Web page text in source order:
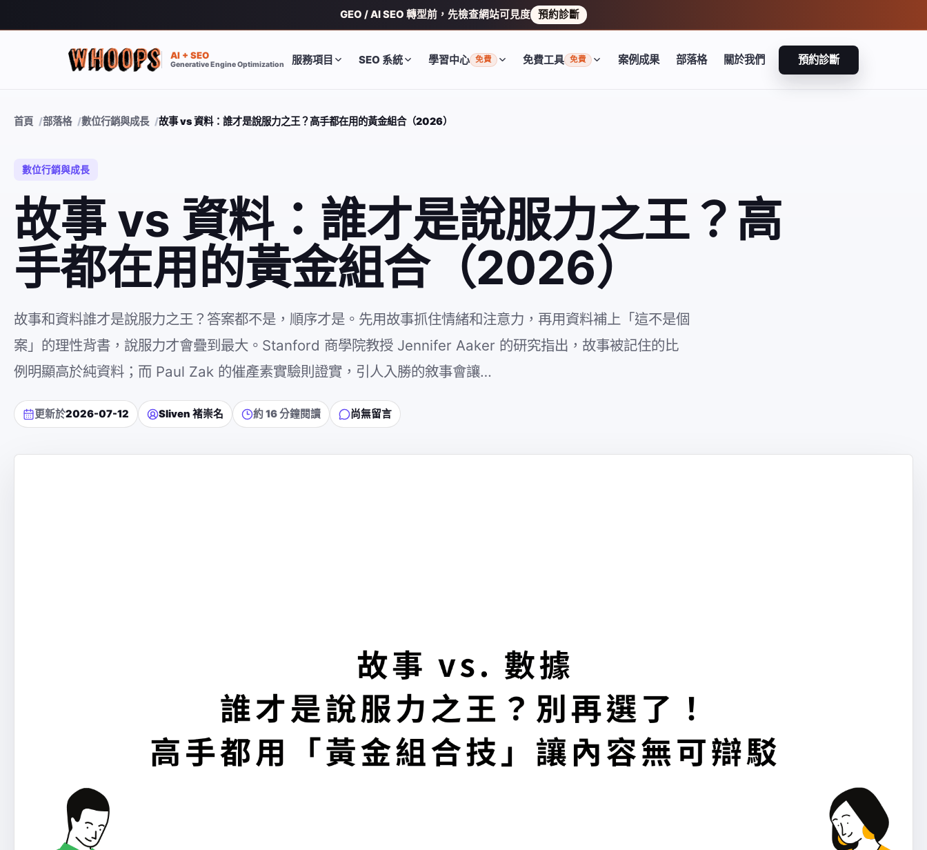
GEO / AI SEO 轉型前，先檢查網站可見度 預約診斷
AI + SEO
Generative Engine Optimization 服務項目 SEO 系統 學習中心 免費 免費工具 免費 案例成果 部落格 關於我們 預約診斷
首頁 部落格 數位行銷與成長 故事 vs 資料：誰才是說服力之王？高手都在用的黃金組合（2026）
數位行銷與成長
故事 vs 資料：誰才是說服力之王？高
手都在用的黃金組合（2026）
故事和資料誰才是說服力之王？答案都不是，順序才是。先用故事抓住情緒和注意力，再用資料補上「這不是個
案」的理性背書，說服力才會疊到最大。Stanford 商學院教授 Jennifer Aaker 的研究指出，故事被記住的比
例明顯高於純資料；而 Paul Zak 的催產素實驗則證實，引人入勝的敘事會讓…
更新於2026-07-12 Sliven 褚崇名 約 16 分鐘閱讀 尚無留言